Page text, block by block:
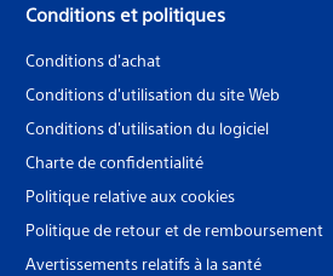
Conditions et politiques
Conditions d'achat
Conditions d'utilisation du site Web
Conditions d'utilisation du logiciel
Charte de confidentialité
Politique relative aux cookies
Politique de retour et de remboursement
Avertissements relatifs à la santé